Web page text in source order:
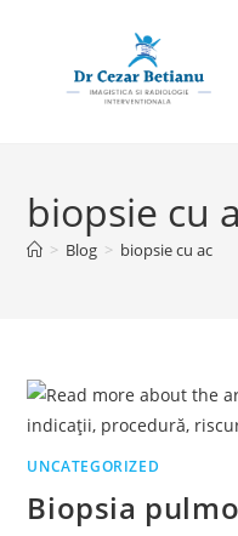
biopsie cu
> Blog > biopsie cu ac
UNCATEGORIZED
Biopsia